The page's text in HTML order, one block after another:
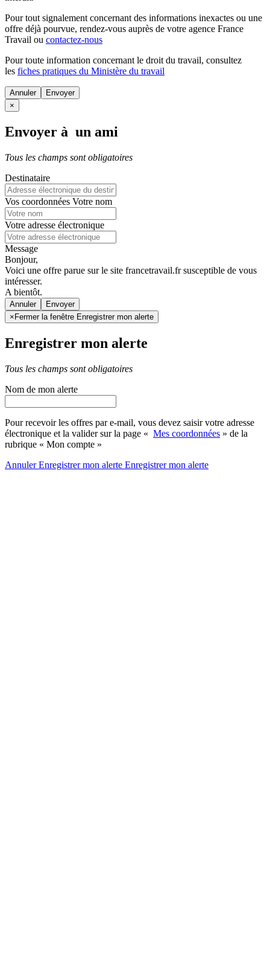
Pour tout signalement concernant des informations inexactes ou une
offre déjà pourvue, rendez-vous auprès de votre agence France
Travail ou contactez-nous
Pour toute information concernant le droit du travail, consultez
les fiches pratiques du Ministère du travail
Annuler
×
Envoyer à un ami
Tous les champs sont obligatoires
Destinataire
Vos coordonnées Votre nom
Votre adresse électronique
Message
Bonjour,
Voici une offre parue sur le site francetravail.fr susceptible de vous
intéresser.
A bientôt.
Annuler
× Fermer la fenêtre Enregistrer mon alerte
Enregistrer mon alerte
Tous les champs sont obligatoires
Nom de mon alerte
Pour recevoir les offres par e-mail, vous devez saisir votre adresse
électronique et la valider sur la page « Mes coordonnées » de la
rubrique « Mon compte »
AnnulerEnregistrer mon alerte Enregistrermon alerte